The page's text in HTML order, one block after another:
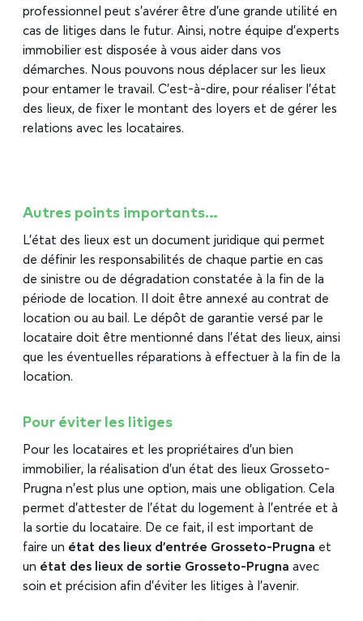
professionnel peut s’avérer être d’une grande utilité en
cas de litiges dans le futur. Ainsi, notre équipe d’experts
immobilier est disposée à vous aider dans vos
démarches. Nous pouvons nous déplacer sur les lieux
pour entamer le travail. C’est-à-dire, pour réaliser l’état
des lieux, de fixer le montant des loyers et de gérer les
relations avec les locataires.
Autres points importants…
L’état des lieux est un document juridique qui permet
de définir les responsabilités de chaque partie en cas
de sinistre ou de dégradation constatée à la fin de la
période de location. Il doit être annexé au contrat de
location ou au bail. Le dépôt de garantie versé par le
locataire doit être mentionné dans l’état des lieux, ainsi
que les éventuelles réparations à effectuer à la fin de la
location.
Pour éviter les litiges
Pour les locataires et les propriétaires d’un bien
immobilier, la réalisation d’un état des lieux Grosseto-
Prugna n’est plus une option, mais une obligation. Cela
permet d’attester de l’état du logement à l’entrée et à
la sortie du locataire. De ce fait, il est important de
faire un état des lieux d’entrée Grosseto-Prugna et
un état des lieux de sortie Grosseto-Prugna avec
soin et précision afin d’éviter les litiges à l’avenir.